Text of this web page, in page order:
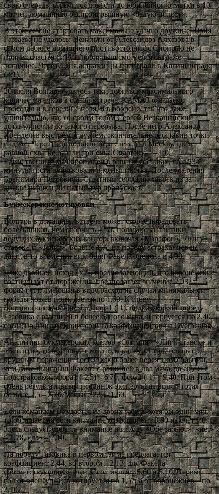
свою очередь, стремится довести до юбилейной отметки в 10
матчей домашнюю беспроигрышную «белую полосу».
В этом сезоне стартовать максимально удачно дружине Юрия
Газзаева не удалось. Пенальти от Александра Алхазова в
самом дебюте домашнего противостояния с Сибирью не
принес счастья (1:1), и проигрыш смотрелся бы даже
логичнее. Через 4 дня астраханцы проиграли в Калининграде
(2:1).
20 июля Волгарю удалось-таки добиться максимального
количества очков в одной встрече. КАМАЗ ожидаемо
проседал и в середине поля, и в обороне, так что даже
удивительно, что со своим голом Сергей Веркашанский
дотянул почти до самого перерыва. После него Александр
Кренделев выстрелил дублем, окончательно расставив точки
над «i». Через неделю каспийцы слетали в Москву, где в
равной схватке отдали три очка Спартаку-2 – 1:0.
Единственный мяч пропущен в равных составах, но с 53-й
минуты гости действовали в меньшинстве. После удаления
Бранимира Петровича. Опытный сербский хавбек из-за
дисквалификации пятый тур пропускает.
Букмекерские котировки
Волгарь в домашней встрече может скорее порадовать
болельщиков, чем огорчить – так полагают аналитики
ведущих букмекерских контор, включая «Марафон», «Лигу
ставок» и «Зенит». Больше 1,75 на победу астраханцев не
дают, в то время как виктория Факела оценена в 4,90.
Даже двойной исход «х2», предполагающий, что воронежские
гости уйдут от поражения, предполагает значение 2,03, а
фора2 (+1), имеющая в виду расход на случай минимальной
победы хозяев поля, дается по 1,60. К слову,
противоположный исход, фора1 (-1), подразумевает победу
Газовика с разницей в более одного мяча, и торгуется по 2,40,
согласно данным мониторинга коэффициентов на Overbetting.
Аналитики букмекерских контор «Олимпа», «Лиги ставок» и
«Бетсити», солидарные с мнением конкурентов, говорят о
крупным поражении гостей как о более вероятном событии,
чем даже выигрыш Факела с разницей в два мяча, да еще и с
подстраховкой: фора1 (-2,5) – 6,70, фора2 (-1) – 9,40. При этом
очень результативным поединок эксперты не видят: тотал
больше 2,5 – 2,30, меньше 2,5 – 1,60.
Если командам не удастся на двоих забить хотя бы один мяч,
то обращает на себя внимание коэффициент 8,80 на счет 0:0.
Здесь следует уделить внимание и исходу «Обе забьют»: «нет»
– 1,78, «да» – 2,10.
На победу Газовика в первом тайме предлагается
коэффициент 2,44, во втором – 2,13; для Факела
соответствующие значения составляют 5,60 и 5,10. Первый
гол от оренбуржцев котируется по 1,57, а от воронежцев – по
3,10.